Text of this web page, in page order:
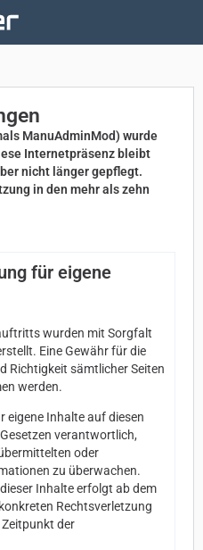
ManuAdminMod) wurde
Internetpräsenz bleibt
nicht länger gepflegt.
in den mehr als zehn
für eigene
wurden mit Sorgfalt
Eine Gewähr für die
Richtigkeit sämtlicher Seiten
werden.
eigene Inhalte auf diesen
verantwortlich,
oder
zu überwachen.
Inhalte erfolgt ab dem
Rechtsverletzung
der